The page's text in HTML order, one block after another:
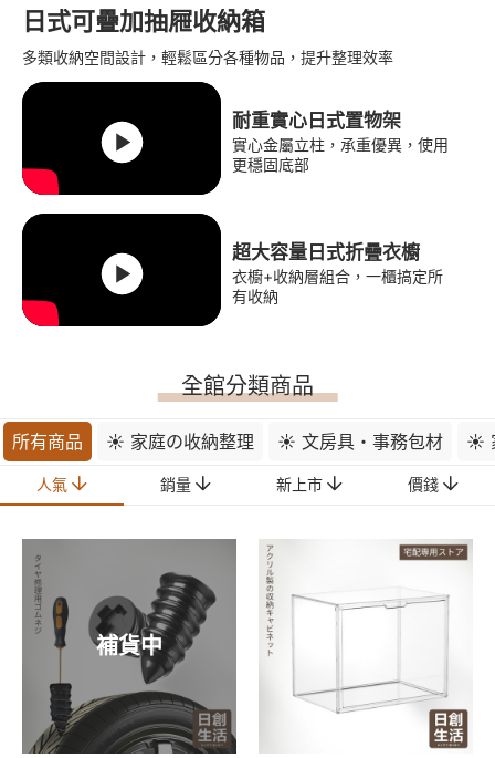
日式可疊加抽屜收納箱
多類收納空間設計，輕鬆區分各種物品，提升整理效率
耐重實心日式置物架
實心金屬立柱，承重優異，使用
更穩固底部
超大容量日式折疊衣櫥
衣櫥+收納層組合，一櫃搞定所
有收納
全館分類商品
所有商品 ☀ 家庭の收納整理 ☀ 文房具・事務包材 ☀
人氣 銷量 新上市 價錢
補貨中